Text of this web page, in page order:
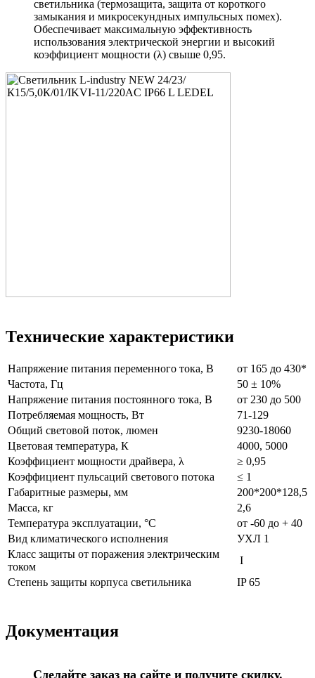
светильника (термозащита, защита от короткого
замыкания и микросекундных импульсных помех).
Обеспечивает максимальную эффективность
использования электрической энергии и высокий
коэффициент мощности (λ) свыше 0,95.
Технические характеристики
Напряжение питания переменного тока, В
от 165 до 430*
Частота, Гц
50 ± 10%
Напряжение питания постоянного тока, В
от 230 до 500
Потребляемая мощность, Вт
71-129
Общий световой поток, люмен
9230-18060
Цветовая температура, К
4000, 5000
Коэффициент мощности драйвера, λ
≥ 0,95
Коэффициент пульсаций светового потока
≤ 1
Габаритные размеры, мм
200*200*128,5
Масса, кг
2,6
Температура эксплуатации, °С
от -60 до + 40
Вид климатического исполнения
УХЛ 1
Класс защиты от поражения электрическим
током
I
Степень защиты корпуса светильника
IP 65
Документация
Сделайте заказ на сайте и получите скидку.